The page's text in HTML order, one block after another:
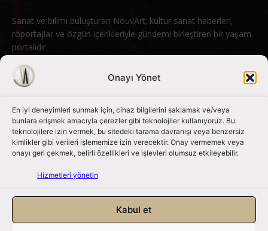
Onayı Yönet
En iyi deneyimleri sunmak için, cihaz bilgilerini saklamak ve/veya
bunlara erişmek amacıyla çerezler gibi teknolojiler kullanıyoruz. Bu
teknolojilere izin vermek, bu sitedeki tarama davranışı veya benzersiz
kimlikler gibi verileri işlememize izin verecektir. Onay vermemek veya
onayı geri çekmek, belirli özellikleri ve işlevleri olumsuz etkileyebilir.
Hizmetleri yönetin
Kabul et
Sanat ve bilimi buluşturan NouvArt; kültür sanat haberleri,
röportajlar ve özgün içerikleriyle gündemi birleştiren bir yaşam
portalıdır.
Bizimle iletişime geçin: info@nouvart.net
Bizi Takip Edin